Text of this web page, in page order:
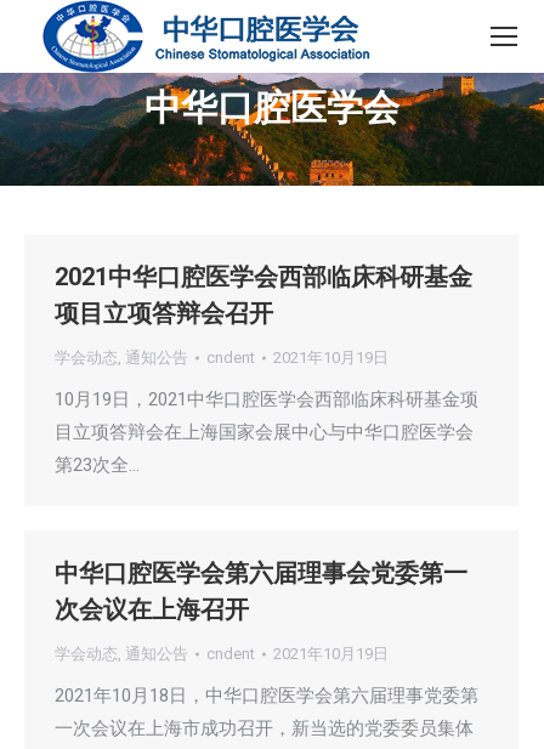
中华口腔医学会
您在这里：
2021中华口腔医学会西部临床科研基金
项目立项答辩会召开
学会动态, 通知公告 cndent 2021年10月19日
10月19日，2021中华口腔医学会西部临床科研基金项
目立项答辩会在上海国家会展中心与中华口腔医学会
第23次全…
中华口腔医学会第六届理事会党委第一
次会议在上海召开
学会动态, 通知公告 cndent 2021年10月19日
2021年10月18日，中华口腔医学会第六届理事党委第
一次会议在上海市成功召开，新当选的党委委员集体